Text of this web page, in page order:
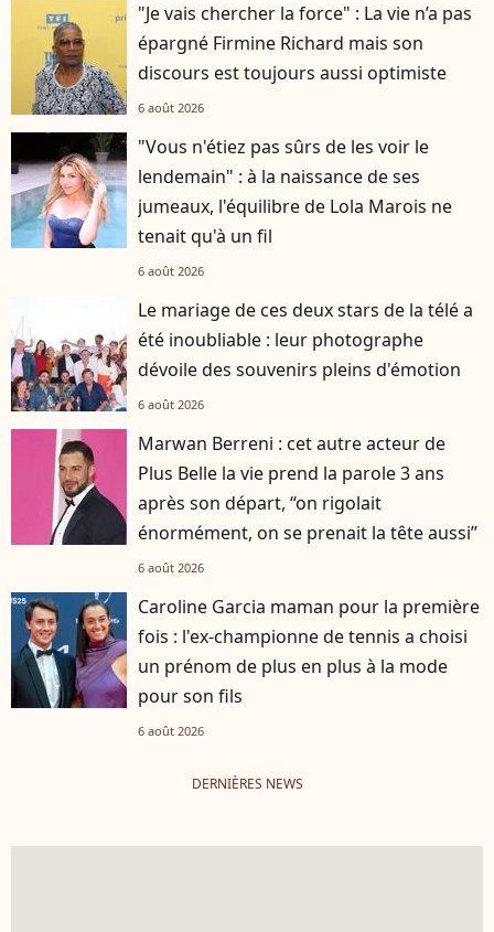
"Je vais chercher la force" : La vie n’a pas
épargné Firmine Richard mais son
discours est toujours aussi optimiste
6 août 2026
"Vous n'étiez pas sûrs de les voir le
lendemain" : à la naissance de ses
jumeaux, l'équilibre de Lola Marois ne
tenait qu'à un fil
6 août 2026
Le mariage de ces deux stars de la télé a
été inoubliable : leur photographe
dévoile des souvenirs pleins d'émotion
6 août 2026
Marwan Berreni : cet autre acteur de
Plus Belle la vie prend la parole 3 ans
après son départ, “on rigolait
énormément, on se prenait la tête aussi”
6 août 2026
Caroline Garcia maman pour la première
fois : l'ex-championne de tennis a choisi
un prénom de plus en plus à la mode
pour son fils
6 août 2026
DERNIÈRES NEWS